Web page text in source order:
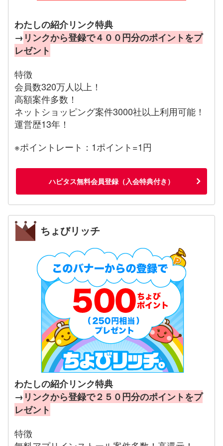
わたしの紹介リンク特典
→ リンクから登録で４００円分のポイントをプ
レゼント
特徴
会員数320万人以上！
高額案件多数！
ネットショッピング案件3000社以上利用可能！
運営歴13年！
※ポイントレート：1ポイント=1円
ハピタス無料会員登録（入会特典付き）
ちょびリッチ
わたしの紹介リンク特典
→ リンクから登録で２５０円分のポイントをプ
レゼント
特徴